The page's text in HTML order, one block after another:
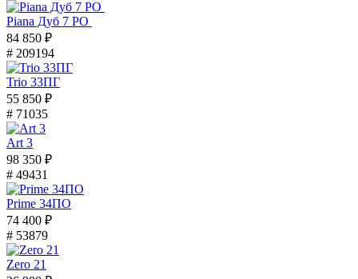
Piana Дуб 7 PO
84 850 ₽
# 209194
Trio 33ПГ
55 850 ₽
# 71035
Art 3
98 350 ₽
# 49431
Prime 34ПО
74 400 ₽
# 53879
Zero 21